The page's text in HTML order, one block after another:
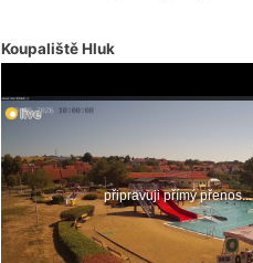
Koupaliště Hluk